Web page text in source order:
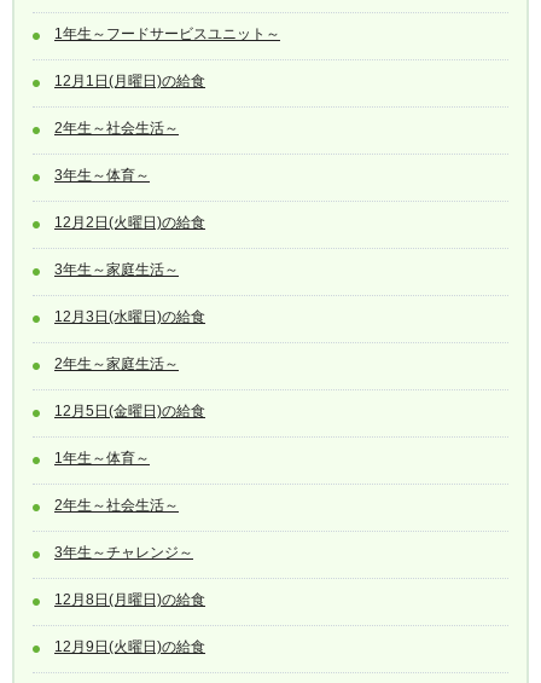
1年生～フードサービスユニット～
12月1日(月曜日)の給食
2年生～社会生活～
3年生～体育～
12月2日(火曜日)の給食
3年生～家庭生活～
12月3日(水曜日)の給食
2年生～家庭生活～
12月5日(金曜日)の給食
1年生～体育～
2年生～社会生活～
3年生～チャレンジ～
12月8日(月曜日)の給食
12月9日(火曜日)の給食